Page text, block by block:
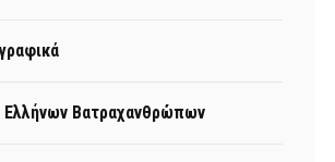
Ελλήνων Βατραχανθρώπων